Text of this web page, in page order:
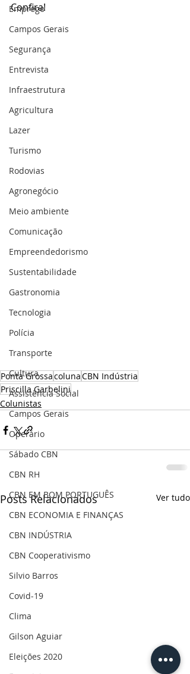
Emprego
Campos Gerais
Segurança
Entrevista
Infraestrutura
Agricultura
Lazer
Turismo
Rodovias
Agronegócio
Meio ambiente
Comunicação
Empreendedorismo
Sustentabilidade
Gastronomia
Tecnologia
Polícia
Transporte
Cultura
Assistência Social
Campos Gerais
Operário
Sábado CBN
CBN RH
CBN EM BOM PORTUGUÊS
CBN ECONOMIA E FINANÇAS
CBN INDÚSTRIA
CBN Cooperativismo
Silvio Barros
Covid-19
Clima
Gilson Aguiar
Eleições 2020
Confira!
Ponta GrossacolunaCBN Indústria
Priscilla Garbelini
Colunistas
Posts Relacionados Ver tudo